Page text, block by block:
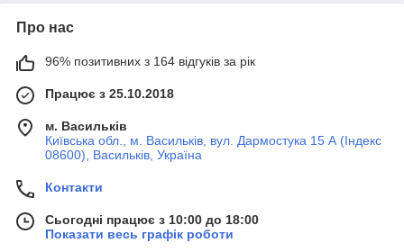
Про нас
96% позитивних з 164 відгуків за рік
Працює з 25.10.2018
м. Васильків
Київська обл., м. Васильків, вул. Дармостука 15 А (Індекс
08600), Васильків, Україна
Контакти
Сьогодні працює з 10:00 до 18:00
Показати весь графік роботи